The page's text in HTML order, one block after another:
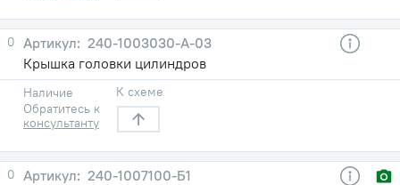
0
240-1003030-А-03
Крышка головки цилиндров
Наличие
Обратитесь к
консультанту
К схеме
0
240-1007100-Б1